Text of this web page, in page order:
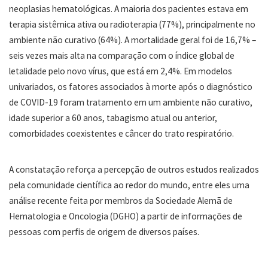
neoplasias hematológicas. A maioria dos pacientes estava em
terapia sistêmica ativa ou radioterapia (77%), principalmente no
ambiente não curativo (64%). A mortalidade geral foi de 16,7% –
seis vezes mais alta na comparação com o índice global de
letalidade pelo novo vírus, que está em 2,4%. Em modelos
univariados, os fatores associados à morte após o diagnóstico
de COVID-19 foram tratamento em um ambiente não curativo,
idade superior a 60 anos, tabagismo atual ou anterior,
comorbidades coexistentes e câncer do trato respiratório.
A constatação reforça a percepção de outros estudos realizados
pela comunidade científica ao redor do mundo, entre eles uma
análise recente feita por membros da Sociedade Alemã de
Hematologia e Oncologia (DGHO) a partir de informações de
pessoas com perfis de origem de diversos países.